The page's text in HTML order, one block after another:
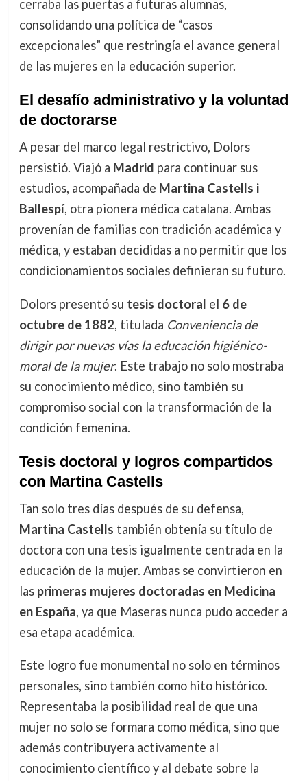
cerraba las puertas a futuras alumnas,
consolidando una política de “casos
excepcionales” que restringía el avance general
de las mujeres en la educación superior.
El desafío administrativo y la voluntad
de doctorarse
A pesar del marco legal restrictivo, Dolors
persistió. Viajó a Madrid para continuar sus
estudios, acompañada de Martina Castells i
Ballespí, otra pionera médica catalana. Ambas
provenían de familias con tradición académica y
médica, y estaban decididas a no permitir que los
condicionamientos sociales definieran su futuro.
Dolors presentó su tesis doctoral el 6 de
octubre de 1882, titulada Conveniencia de
dirigir por nuevas vías la educación higiénico-
moral de la mujer. Este trabajo no solo mostraba
su conocimiento médico, sino también su
compromiso social con la transformación de la
condición femenina.
Tesis doctoral y logros compartidos
con Martina Castells
Tan solo tres días después de su defensa,
Martina Castells también obtenía su título de
doctora con una tesis igualmente centrada en la
educación de la mujer. Ambas se convirtieron en
las primeras mujeres doctoradas en Medicina
en España, ya que Maseras nunca pudo acceder a
esa etapa académica.
Este logro fue monumental no solo en términos
personales, sino también como hito histórico.
Representaba la posibilidad real de que una
mujer no solo se formara como médica, sino que
además contribuyera activamente al
conocimiento científico y al debate sobre la